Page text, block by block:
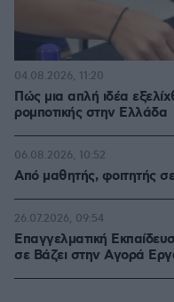
Πώς μια απλή ιδέα
ρομποτικής στην Ελλάδα
04.08.2026, 11:20
Από μαθητής, φοιτητής
06.08.2026, 10:52
Επαγγελματική
σε Bάζει στην Aγορά
26.07.2026, 09:54